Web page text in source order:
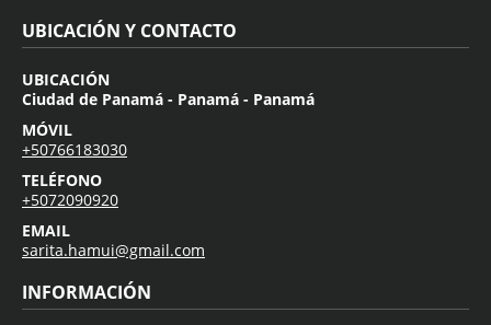
UBICACIÓN Y CONTACTO
UBICACIÓN
Ciudad de Panamá - Panamá - Panamá
MÓVIL
+50766183030
TELÉFONO
+5072090920
EMAIL
sarita.hamui@gmail.com
INFORMACIÓN